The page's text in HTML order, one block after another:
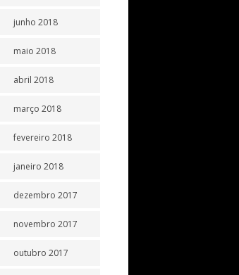
junho 2018
maio 2018
abril 2018
março 2018
fevereiro 2018
janeiro 2018
dezembro 2017
novembro 2017
outubro 2017